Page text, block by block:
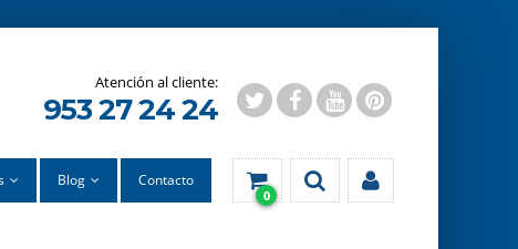
953 27 24 24
Blog Contacto
0